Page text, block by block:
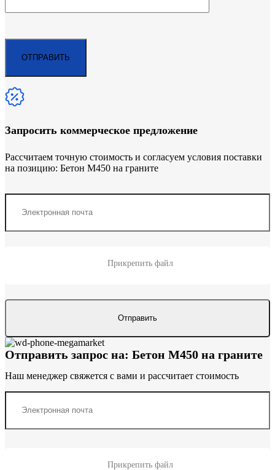
Запросить коммерческое предложение
Рассчитаем точную стоимость и согласуем условия поставки
на позицию: Бетон М450 на граните
Прикрепить файл
Отправить запрос на: Бетон М450 на граните
Наш менеджер свяжется с вами и рассчитает стоимость
Прикрепить файл